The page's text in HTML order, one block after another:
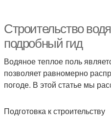
Строительство
подробный гид
Водяное теплое поль
позволяет равномерно
погоде. В этой статье мы
Подготовка к строительству